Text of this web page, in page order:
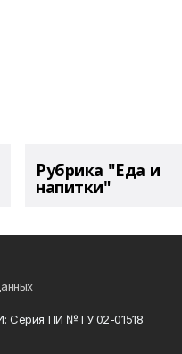
Рубрика "Еда и
напитки"
Серия ПИ №ТУ 02-01518